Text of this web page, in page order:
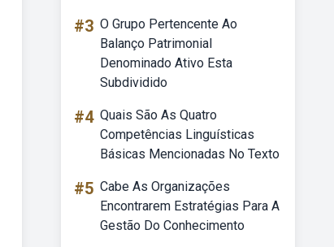
#3 O Grupo Pertencente Ao
Balanço Patrimonial
Denominado Ativo Esta
Subdividido
#4 Quais São As Quatro
Competências Linguísticas
Básicas Mencionadas No Texto
#5 Cabe As Organizações
Encontrarem Estratégias Para A
Gestão Do Conhecimento